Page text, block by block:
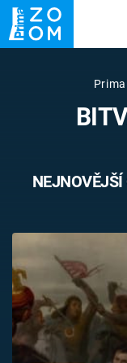
ZRÁDCI
Témata
Pořady
TV Program